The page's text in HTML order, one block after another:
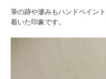
筆の跡や滲みもハンドペイン
着いた印象です。